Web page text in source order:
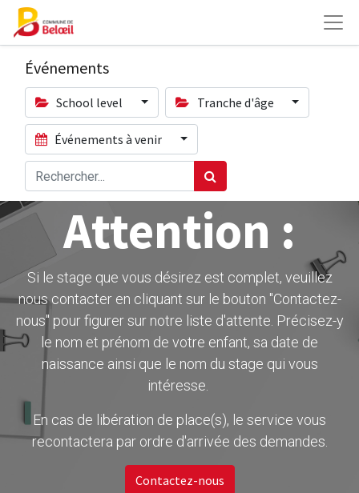
Événements
School level Tranche d'âge
Événements à venir
Attention :
Si le stage que vous désirez est complet, veuillez
nous contacter en cliquant sur le bouton ''Contactez-
nous" pour figurer sur notre liste d'attente. Précisez-y
le nom et prénom de votre enfant, sa date de
naissance ainsi que le nom du stage qui vous
intéresse.
En cas de libération de place(s), le service vous
recontactera par ordre d'arrivée des demandes.
Contactez-nous